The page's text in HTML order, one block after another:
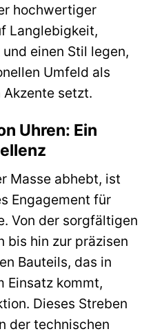
hochwertiger
Langlebigkeit,
einen Stil legen,
Umfeld als
setzt.
Uhren: Ein
Masse abhebt, ist
Engagement für
Von der sorgfältigen
bis hin zur präzisen
Bauteils, das in
Einsatz kommt,
Dieses Streben
der technischen